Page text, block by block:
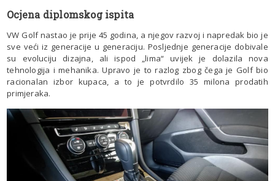
Ocjena diplomskog ispita
VW Golf nastao je prije 45 godina, a njegov razvoj i napredak bio je
sve veći iz generacije u generaciju. Posljednje generacije dobivale
su evoluciju dizajna, ali ispod „lima“ uvijek je dolazila nova
tehnologija i mehanika. Upravo je to razlog zbog čega je Golf bio
racionalan izbor kupaca, a to je potvrdilo 35 milona prodatih
primjeraka.